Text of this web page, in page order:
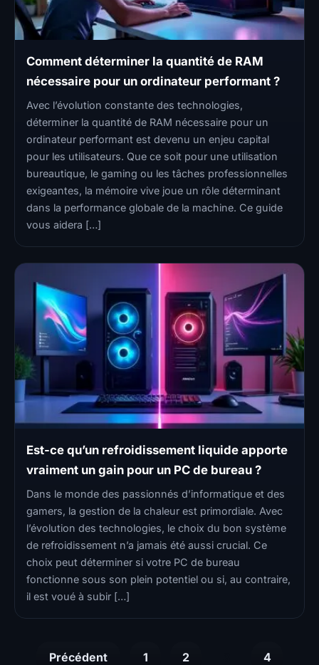
Comment déterminer la quantité de RAM
nécessaire pour un ordinateur performant ?
Avec l’évolution constante des technologies,
déterminer la quantité de RAM nécessaire pour un
ordinateur performant est devenu un enjeu capital
pour les utilisateurs. Que ce soit pour une utilisation
bureautique, le gaming ou les tâches professionnelles
exigeantes, la mémoire vive joue un rôle déterminant
dans la performance globale de la machine. Ce guide
vous aidera […]
Est-ce qu’un refroidissement liquide apporte
vraiment un gain pour un PC de bureau ?
Dans le monde des passionnés d’informatique et des
gamers, la gestion de la chaleur est primordiale. Avec
l’évolution des technologies, le choix du bon système
de refroidissement n’a jamais été aussi crucial. Ce
choix peut déterminer si votre PC de bureau
fonctionne sous son plein potentiel ou si, au contraire,
il est voué à subir […]
Pagination
Précédent 1 2 4